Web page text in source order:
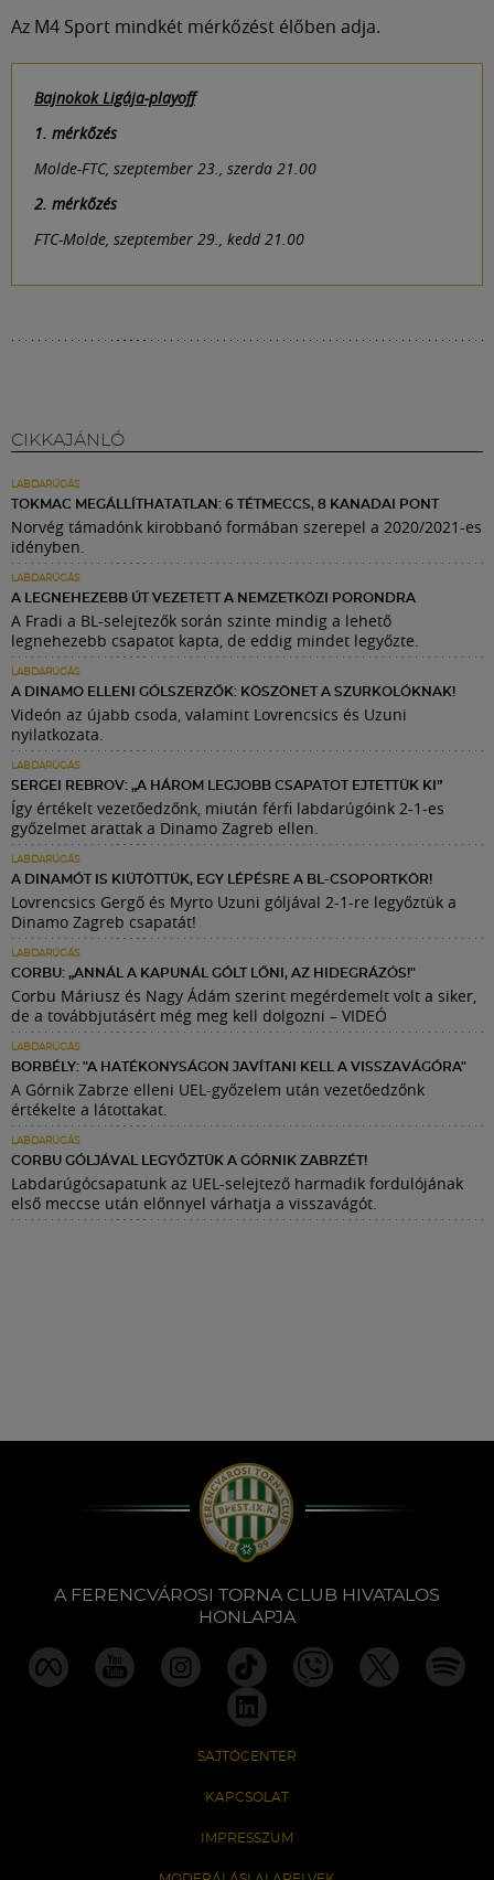
Az M4 Sport mindkét mérkőzést élőben adja.
Bajnokok Ligája-playoff
1. mérkőzés
Molde-FTC, szeptember 23., szerda 21.00
2. mérkőzés
FTC-Molde, szeptember 29., kedd 21.00
CIKKAJÁNLÓ
LABDARÚGÁS
TOKMAC MEGÁLLÍTHATATLAN: 6 TÉTMECCS, 8 KANADAI PONT
Norvég támadónk kirobbanó formában szerepel a 2020/2021-es
idényben.
LABDARÚGÁS
A LEGNEHEZEBB ÚT VEZETETT A NEMZETKÖZI PORONDRA
A Fradi a BL-selejtezők során szinte mindig a lehető
legnehezebb csapatot kapta, de eddig mindet legyőzte.
LABDARÚGÁS
A DINAMO ELLENI GÓLSZERZŐK: KÖSZÖNET A SZURKOLÓKNAK!
Videón az újabb csoda, valamint Lovrencsics és Uzuni
nyilatkozata.
LABDARÚGÁS
SERGEI REBROV: „A HÁROM LEGJOBB CSAPATOT EJTETTÜK KI”
Így értékelt vezetőedzőnk, miután férfi labdarúgóink 2-1-es
győzelmet arattak a Dinamo Zagreb ellen.
LABDARÚGÁS
A DINAMÓT IS KIÜTÖTTÜK, EGY LÉPÉSRE A BL-CSOPORTKÖR!
Lovrencsics Gergő és Myrto Uzuni góljával 2-1-re legyőztük a
Dinamo Zagreb csapatát!
LABDARÚGÁS
CORBU: „ANNÁL A KAPUNÁL GÓLT LŐNI, AZ HIDEGRÁZÓS!"
Corbu Máriusz és Nagy Ádám szerint megérdemelt volt a siker,
de a továbbjutásért még meg kell dolgozni – VIDEÓ
LABDARÚGÁS
BORBÉLY: "A HATÉKONYSÁGON JAVÍTANI KELL A VISSZAVÁGÓRA"
A Górnik Zabrze elleni UEL-győzelem után vezetőedzőnk
értékelte a látottakat.
LABDARÚGÁS
CORBU GÓLJÁVAL LEGYŐZTÜK A GÓRNIK ZABRZÉT!
Labdarúgócsapatunk az UEL-selejtező harmadik fordulójának
első meccse után előnnyel várhatja a visszavágót.
A FERENCVÁROSI TORNA CLUB HIVATALOS
HONLAPJA
SAJTÓCENTER
KAPCSOLAT
IMPRESSZUM